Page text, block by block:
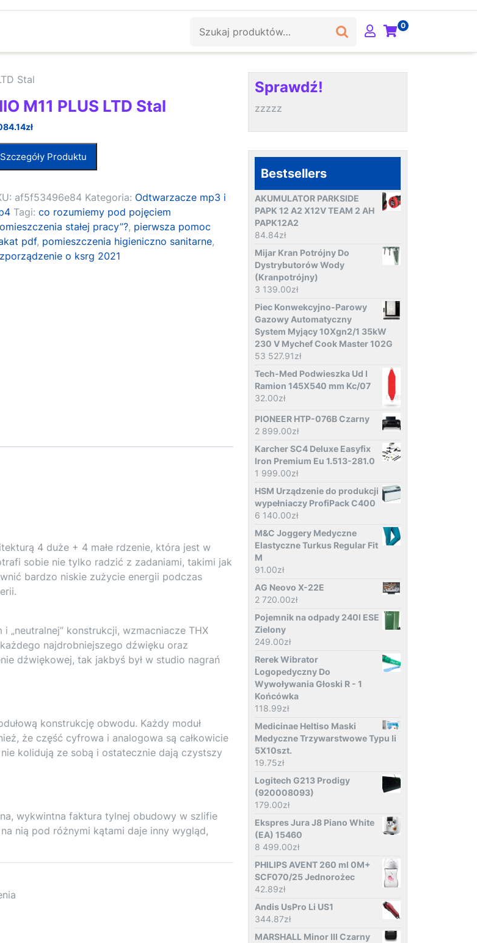
0
Stal
M11 PLUS LTD Stal
zł
Szczegóły Produktu
af5f53496e84 Kategoria: Odtwarzacze mp3 i
Tagi:co rozumiemy pod pojęciem
stałej pracy”?, pierwsza pomoc
pdf, pomieszczenia higieniczno sanitarne,
o ksrg 2021
4 duże + 4 małe rdzenie, która jest w
sobie nie tylko radzić z zadaniami, takimi jak
bardzo niskie zużycie energii podczas
„neutralnej” konstrukcji, wzmacniacze THX
najdrobniejszego dźwięku oraz
dźwiękowej, tak jakbyś był w studio nagrań
konstrukcję obwodu. Każdy moduł
że część cyfrowa i analogowa są całkowicie
kolidują ze sobą i ostatecznie dają czystszy
wykwintna faktura tylnej obudowy w szlifie
nią pod różnymi kątami daje inny wygląd,
Sprawdź!
zzzzz
Bestsellers
AKUMULATOR PARKSIDE
PAPK 12 A2 X12V TEAM 2 AH
PAPK12A2
84.84zł
Mijar Kran Potrójny Do
Dystrybutorów Wody
(Kranpotrójny)
3 139.00zł
Piec Konwekcyjno-Parowy
Gazowy Automatyczny
System Myjący 10Xgn2/1 35kW
230 V Mychef Cook Master 102G
53 527.91zł
Tech-Med Podwieszka Ud I
Ramion 145X540 mm Kc/07
32.00zł
PIONEER HTP-076B Czarny
2 899.00zł
Karcher SC4 Deluxe Easyfix
Iron Premium Eu 1.513-281.0
1 999.00zł
HSM Urządzenie do produkcji
wypełniaczy ProfiPack C400
6 140.00zł
M&C Joggery Medyczne
Elastyczne Turkus Regular Fit
M
91.00zł
AG Neovo X-22E
2 720.00zł
Pojemnik na odpady 240l ESE
Zielony
249.00zł
Rerek Wibrator
Logopedyczny Do
Wywoływania Głoski R - 1
Końcówka
118.99zł
Medicinae Heltiso Maski
Medyczne Trzywarstwowe Typu Ii
5X10szt.
19.75zł
Logitech G213 Prodigy
(920008093)
179.00zł
Ekspres Jura J8 Piano White
(EA) 15460
8 499.00zł
PHILIPS AVENT 260 ml 0M+
SCF070/25 Jednorożec
42.89zł
Andis UsPro Li US1
344.87zł
MARSHALL Minor III Czarny